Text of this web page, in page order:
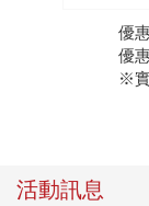
「我年輕時被退
笑：是不是寄稿
買錯房或投資失
自己不斷蛻變的
功。任何的失敗
現在我的人生有
優
優
※
活動訊息